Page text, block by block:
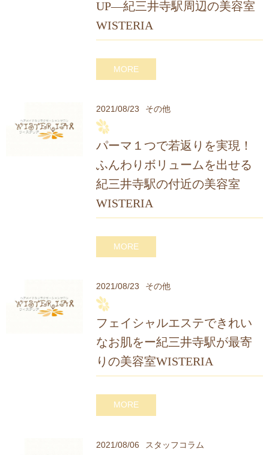
UP―紀三井寺駅周辺の美容室
WISTERIA
MORE
2021/08/23 その他
パーマ１つで若返りを実現！
ふんわりボリュームを出せる
紀三井寺駅の付近の美容室
WISTERIA
MORE
2021/08/23 その他
フェイシャルエステできれい
なお肌をー紀三井寺駅が最寄
りの美容室WISTERIA
MORE
2021/08/06 スタッフコラム